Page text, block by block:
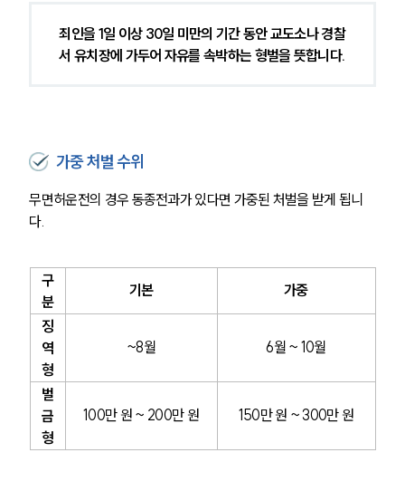
죄인을 1일 이상 30일 미만의 기간 동안 교도소나 경찰
서 유치장에 가두어 자유를 속박하는 형벌을 뜻합니다.
가중 처벌 수위
무면허운전의 경우 동종전과가 있다면 가중된 처벌을 받게 됩니
다.
구
분
기본
가중
징
역
형
~8월 6월 ~ 10월
벌
금
형
100만 원 ~ 200만 원 150만 원 ~ 300만 원